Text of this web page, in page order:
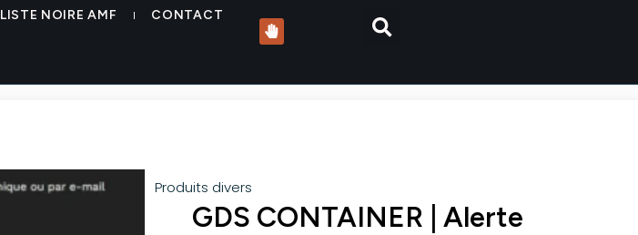
LISTE NOIRE AMF CONTACT
Produits divers
GDS CONTAINER | Alerte